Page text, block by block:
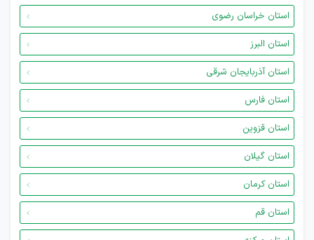
استان خراسان رضوی
استان البرز
استان آذربایجان شرقی
استان فارس
استان قزوین
استان گیلان
استان کرمان
استان قم